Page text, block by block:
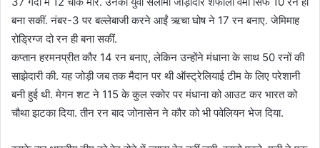
बना सकीं. नंबर-3 पर बल्लेबाजी करने आईं ऋचा घोष ने 17 रन बनाए. जेमिमाह
रोड्रिग्ज दो रन ही बना सकीं.
कप्तान हरमनप्रीत कौर 14 रन बनाए, लेकिन उन्होंने मंधाना के साथ 50 रनों की
साझेदारी की. यह जोड़ी जब तक मैदान पर थी ऑस्ट्रेलियाई टीम के लिए परेशानी
बनी हुई थी. मेगन शट ने 115 के कुल स्कोर पर मंधाना को आउट कर भारत को
चौथा झटका दिया. तीन रन बाद जोनासेन ने कौर को भी पवेलियन भेज दिया.